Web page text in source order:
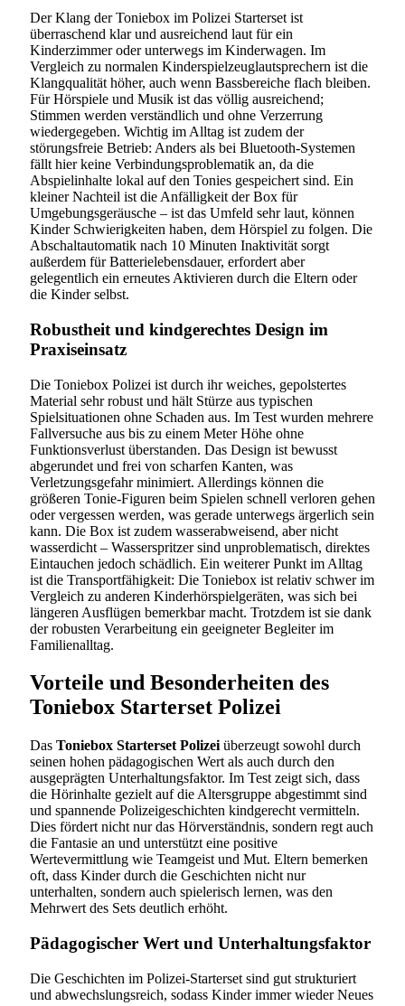
Der Klang der Toniebox im Polizei Starterset ist
überraschend klar und ausreichend laut für ein
Kinderzimmer oder unterwegs im Kinderwagen. Im
Vergleich zu normalen Kinderspielzeuglautsprechern ist die
Klangqualität höher, auch wenn Bassbereiche flach bleiben.
Für Hörspiele und Musik ist das völlig ausreichend;
Stimmen werden verständlich und ohne Verzerrung
wiedergegeben. Wichtig im Alltag ist zudem der
störungsfreie Betrieb: Anders als bei Bluetooth-Systemen
fällt hier keine Verbindungsproblematik an, da die
Abspielinhalte lokal auf den Tonies gespeichert sind. Ein
kleiner Nachteil ist die Anfälligkeit der Box für
Umgebungsgeräusche – ist das Umfeld sehr laut, können
Kinder Schwierigkeiten haben, dem Hörspiel zu folgen. Die
Abschaltautomatik nach 10 Minuten Inaktivität sorgt
außerdem für Batterielebensdauer, erfordert aber
gelegentlich ein erneutes Aktivieren durch die Eltern oder
die Kinder selbst.
Robustheit und kindgerechtes Design im
Praxiseinsatz
Die Toniebox Polizei ist durch ihr weiches, gepolstertes
Material sehr robust und hält Stürze aus typischen
Spielsituationen ohne Schaden aus. Im Test wurden mehrere
Fallversuche aus bis zu einem Meter Höhe ohne
Funktionsverlust überstanden. Das Design ist bewusst
abgerundet und frei von scharfen Kanten, was
Verletzungsgefahr minimiert. Allerdings können die
größeren Tonie-Figuren beim Spielen schnell verloren gehen
oder vergessen werden, was gerade unterwegs ärgerlich sein
kann. Die Box ist zudem wasserabweisend, aber nicht
wasserdicht – Wasserspritzer sind unproblematisch, direktes
Eintauchen jedoch schädlich. Ein weiterer Punkt im Alltag
ist die Transportfähigkeit: Die Toniebox ist relativ schwer im
Vergleich zu anderen Kinderhörspielgeräten, was sich bei
längeren Ausflügen bemerkbar macht. Trotzdem ist sie dank
der robusten Verarbeitung ein geeigneter Begleiter im
Familienalltag.
Vorteile und Besonderheiten des
Toniebox Starterset Polizei
Das Toniebox Starterset Polizei überzeugt sowohl durch
seinen hohen pädagogischen Wert als auch durch den
ausgeprägten Unterhaltungsfaktor. Im Test zeigt sich, dass
die Hörinhalte gezielt auf die Altersgruppe abgestimmt sind
und spannende Polizeigeschichten kindgerecht vermitteln.
Dies fördert nicht nur das Hörverständnis, sondern regt auch
die Fantasie an und unterstützt eine positive
Wertevermittlung wie Teamgeist und Mut. Eltern bemerken
oft, dass Kinder durch die Geschichten nicht nur
unterhalten, sondern auch spielerisch lernen, was den
Mehrwert des Sets deutlich erhöht.
Pädagogischer Wert und Unterhaltungsfaktor
Die Geschichten im Polizei-Starterset sind gut strukturiert
und abwechslungsreich, sodass Kinder immer wieder Neues